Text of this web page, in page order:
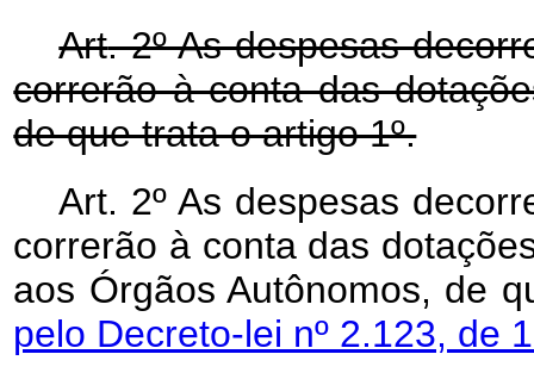
Art. 2º As despesas
correrão à conta das
de que trata o artigo 1º.
Art. 2º As despesas
correrão à conta das
aos Órgãos Autônomos, de
pelo Decreto-lei nº 2.123, de